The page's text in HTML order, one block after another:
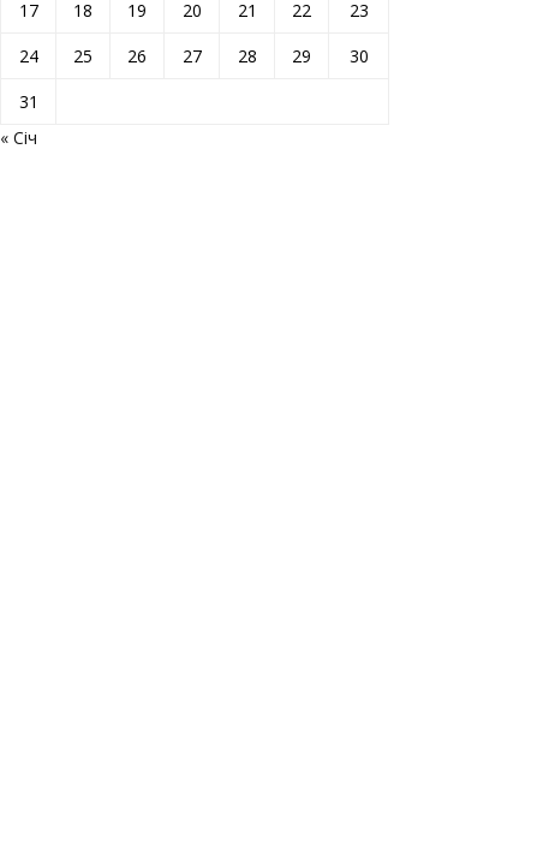
17
18 19 20 21 22
23
24
25 26 27 28 29
30
31
« Січ